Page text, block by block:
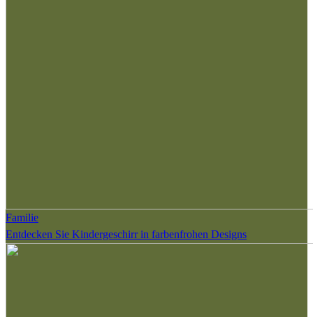
Familie
Entdecken Sie Kindergeschirr in farbenfrohen Designs